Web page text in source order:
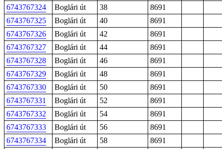
6743767324
Boglári út 38
8691
6743767325
Boglári út 40
8691
6743767326
Boglári út 42
8691
6743767327
Boglári út 44
8691
6743767328
Boglári út 46
8691
6743767329
Boglári út 48
8691
6743767330
Boglári út 50
8691
6743767331
Boglári út 52
8691
6743767332
Boglári út 54
8691
6743767333
Boglári út 56
8691
6743767334
Boglári út 58
8691